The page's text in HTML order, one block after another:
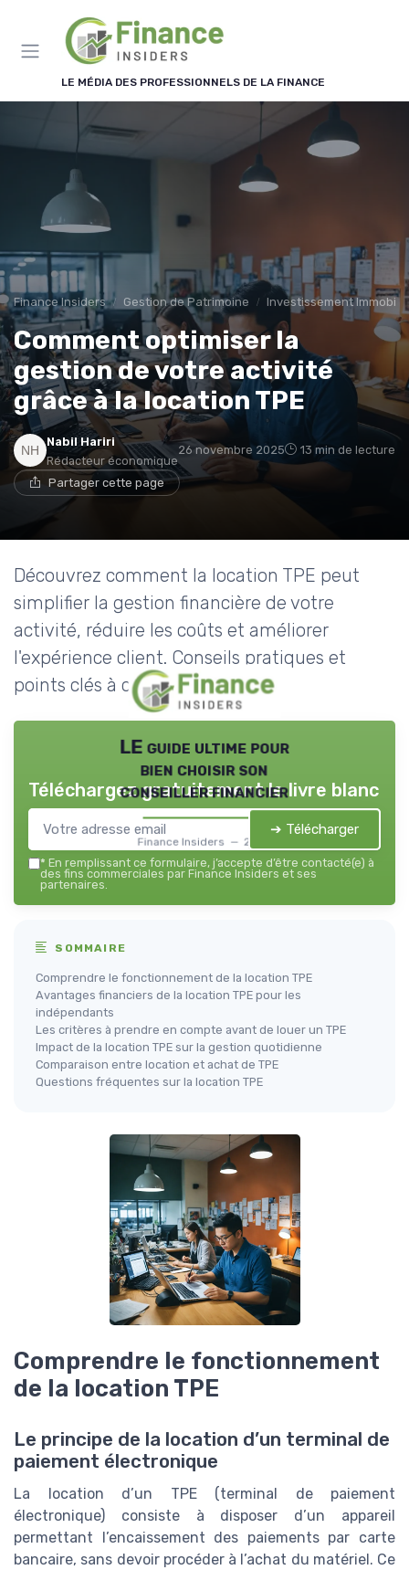
LE MÉDIA DES PROFESSIONNELS DE LA FINANCE
Finance Insiders Gestion de Patrimoine Investissement
Comment optimiser la
gestion de votre activité
grâce à la location TPE
Nabil Hariri
Rédacteur économique
26 novembre 2025 13 min de lecture
Partager cette page
Découvrez comment la location TPE peut
simplifier la gestion financière de votre
activité, réduire les coûts et améliorer
l'expérience client. Conseils pratiques et
points clés à connaître.
LE guide ultime pour
bien choisir son
conseiller financier
Finance Insiders — 2026
Téléchargez gratuitement le livre blanc
➔ Télécharger
* En remplissant ce formulaire, j’accepte d’être contacté(e) à
des fins commerciales par Finance Insiders et ses
partenaires.
SOMMAIRE
Comprendre le fonctionnement de la location TPE
Avantages financiers de la location TPE pour les
indépendants
Les critères à prendre en compte avant de louer un TPE
Impact de la location TPE sur la gestion quotidienne
Comparaison entre location et achat de TPE
Questions fréquentes sur la location TPE
Comprendre le fonctionnement
de la location TPE
Le principe de la location d’un terminal de
paiement électronique
La location d’un TPE (terminal de paiement
électronique) consiste à disposer d’un appareil
permettant l’encaissement des paiements par carte
bancaire, sans devoir procéder à l’achat du matériel. Ce